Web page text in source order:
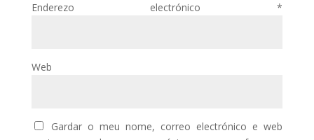
Enderezo electrónico*
Web
Gardar o meu nome, correo electrónico e web